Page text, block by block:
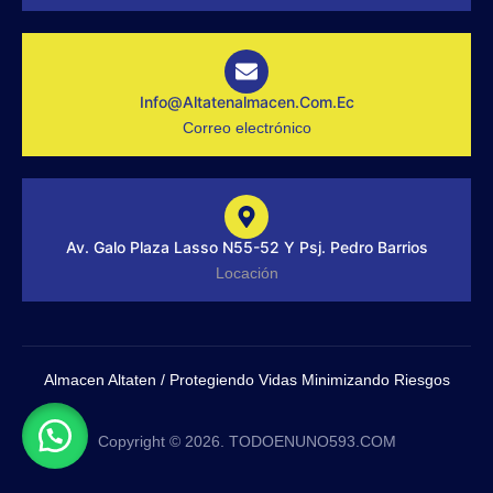
r
a
-
1
-
i
g
Info@altatenalmacen.com.ec
Correo electrónico
Av. Galo Plaza Lasso N55-52 Y Psj. Pedro Barrios
Locación
Almacen Altaten / Protegiendo Vidas Minimizando Riesgos
Copyright © 2026. TODOENUNO593.COM